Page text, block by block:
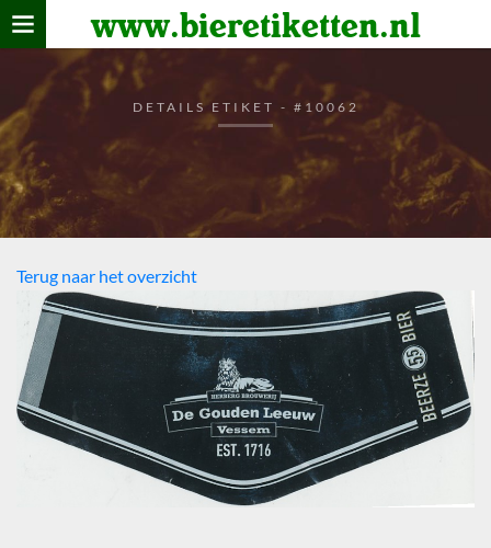
www.bieretiketten.nl
Home
verzamelen
De bierkaart
Bezoekers
DETAILS ETIKET - #10062
Terug naar het overzicht